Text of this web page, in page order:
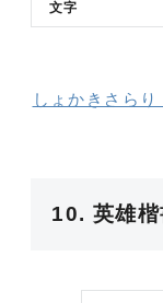
文字
しょかきさらり
10. 英雄楷